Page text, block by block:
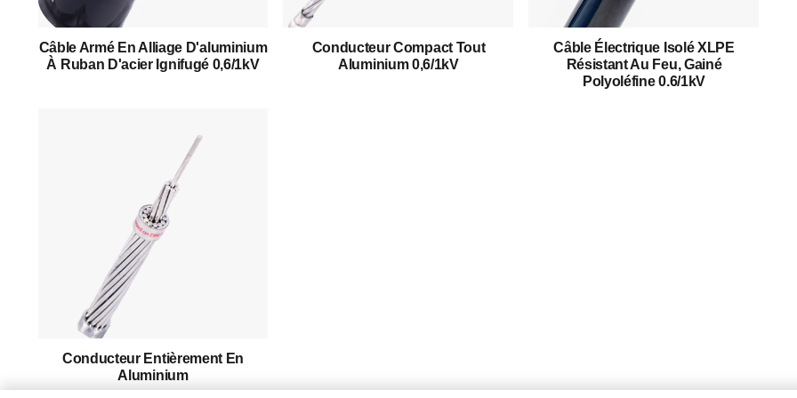
Câble Armé En Alliage D'aluminium
À Ruban D'acier Ignifugé 0,6/1kV
Conducteur Compact Tout
Aluminium 0,6/1kV
Câble Électrique Isolé XLPE
Résistant Au Feu, Gainé
Polyoléfine 0.6/1kV
Conducteur Entièrement En
Aluminium
À Propos De Nous
Produits
Câble Moyenne Tension
Câble Haute Tension